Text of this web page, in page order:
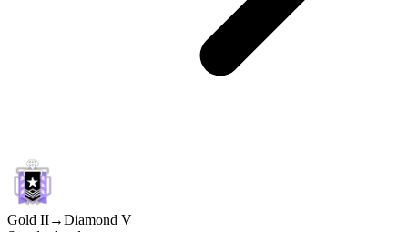
Gold II→Diamond V